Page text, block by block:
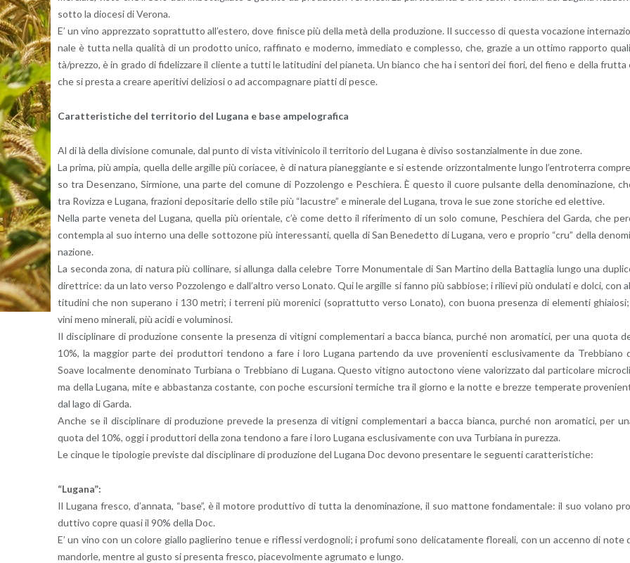
sotto la dio­ce­si di Ve­ro­na.
E’ un vino ap­prez­za­to so­prat­tut­to al­l’e­ste­ro, dove fi­ni­sce più della metà della pro­du­zio­ne. Il suc­ces­so di que­sta vo­ca­zio­ne
na­le è tutta nella qua­li­tà di un pro­dot­to unico, raf­fi­na­to e mo­der­no, im­me­dia­to e com­ples­so, che, gra­zie a un ot­ti­mo rap­por­to
tà/prez­zo, è in grado di fi­de­liz­za­re il clien­te a tutti le la­ti­tu­di­ni del pia­ne­ta. Un bian­co che ha i sen­to­ri dei fiori, del fieno e della frut­ta
che si pre­sta a crea­re ape­ri­ti­vi de­li­zio­si o ad ac­com­pa­gna­re piat­ti di pesce.
Ca­rat­te­ri­sti­che del ter­ri­to­rio del Lu­ga­na e base am­pe­lo­gra­fi­ca
Al di là della di­vi­sio­ne co­mu­na­le, dal punto di vista vi­ti­vi­ni­co­lo il ter­ri­to­rio del Lu­ga­na è di­vi­so so­stan­zial­men­te in due zone.
La prima, più ampia, quel­la delle ar­gil­le più co­ria­cee, è di na­tu­ra pia­neg­gian­te e si esten­de oriz­zon­tal­men­te lungo l’en­tro­ter­ra
so tra De­sen­za­no, Sir­mio­ne, una parte del co­mu­ne di Poz­zo­len­go e Pe­schie­ra. È que­sto il cuore pul­san­te della de­no­mi­na­zio­ne,
tra Ro­viz­za e Lu­ga­na, fra­zio­ni de­po­si­ta­rie dello stile più “la­cu­stre” e mi­ne­ra­le del Lu­ga­na, trova le sue zone sto­ri­che ed elet­ti­ve.
Nella parte ve­ne­ta del Lu­ga­na, quel­la più orien­ta­le, c’è come detto il ri­fe­ri­men­to di un solo co­mu­ne, Pe­schie­ra del Garda, che
con­tem­pla al suo in­ter­no una delle sot­to­zo­ne più in­te­res­san­ti, quel­la di San Be­ne­det­to di Lu­ga­na, vero e pro­prio “cru” della
na­zio­ne.
La se­con­da zona, di na­tu­ra più col­li­na­re, si al­lun­ga dalla ce­le­bre Torre Mo­nu­men­ta­le di San Mar­ti­no della Bat­ta­glia lungo una
di­ret­tri­ce: da un lato verso Poz­zo­len­go e dal­l’al­tro verso Lo­na­to. Qui le ar­gil­le si fanno più sab­bio­se; i ri­lie­vi più on­du­la­ti e dolci, con
ti­tu­di­ni che non su­pe­ra­no i 130 metri; i ter­re­ni più mo­re­ni­ci (so­prat­tut­to verso Lo­na­to), con buona pre­sen­za di ele­men­ti
vini meno mi­ne­ra­li, più acidi e vo­lu­mi­no­si.
Il di­sci­pli­na­re di pro­du­zio­ne con­sen­te la pre­sen­za di vi­ti­gni com­ple­men­ta­ri a bacca bian­ca, pur­ché non aro­ma­ti­ci, per una quota
10%, la mag­gior parte dei pro­dut­to­ri ten­do­no a fare i loro Lu­ga­na par­ten­do da uve pro­ve­nien­ti esclu­si­va­men­te da Treb­bia­no
Soave lo­cal­men­te de­no­mi­na­to Tur­bia­na o Treb­bia­no di Lu­ga­na. Que­sto vi­ti­gno au­toc­to­no viene va­lo­riz­za­to dal par­ti­co­la­re
ma della Lu­ga­na, mite e ab­ba­stan­za co­stan­te, con poche escur­sio­ni ter­mi­che tra il gior­no e la notte e brez­ze tem­pe­ra­te
dal lago di Garda.
Anche se il di­sci­pli­na­re di pro­du­zio­ne pre­ve­de la pre­sen­za di vi­ti­gni com­ple­men­ta­ri a bacca bian­ca, pur­ché non aro­ma­ti­ci, per
quota del 10%, oggi i pro­dut­to­ri della zona ten­do­no a fare i loro Lu­ga­na esclu­si­va­men­te con uva Tur­bia­na in pu­rez­za.
Le cin­que le ti­po­lo­gie pre­vi­ste dal di­sci­pli­na­re di pro­du­zio­ne del Lu­ga­na Doc de­vo­no pre­sen­ta­re le se­guen­ti ca­rat­te­ri­sti­che:
“Lu­ga­na”:
Il Lu­ga­na fre­sco, d’an­na­ta, “base”, è il mo­to­re pro­dut­ti­vo di tutta la de­no­mi­na­zio­ne, il suo mat­to­ne fon­da­men­ta­le: il suo vo­la­no
dut­ti­vo copre quasi il 90% della Doc.
E’ un vino con un co­lo­re gial­lo pa­glie­ri­no tenue e ri­fles­si ver­do­gno­li; i pro­fu­mi sono de­li­ca­ta­men­te flo­rea­li, con un ac­cen­no di note
man­dor­le, men­tre al gusto si pre­sen­ta fre­sco, pia­ce­vol­men­te agru­ma­to e lungo.